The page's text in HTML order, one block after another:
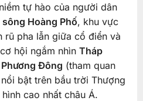
tự hào của người dân
sông Hoàng Phố, khu vực
rũ pha lẫn giữa cổ điển và
hội ngắm nhìn Tháp
Đông (tham quan
bật trên bầu trời Thượng
cao nhất châu Á.